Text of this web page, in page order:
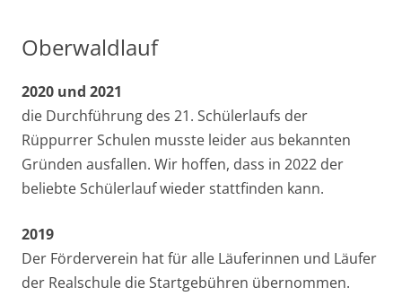
Oberwaldlauf
2020 und 2021
die Durchführung des 21. Schülerlaufs der
Rüppurrer Schulen musste leider aus bekannten
Gründen ausfallen. Wir hoffen, dass in 2022 der
beliebte Schülerlauf wieder stattfinden kann.
2019
Der Förderverein hat für alle Läuferinnen und Läufer
der Realschule die Startgebühren übernommen.